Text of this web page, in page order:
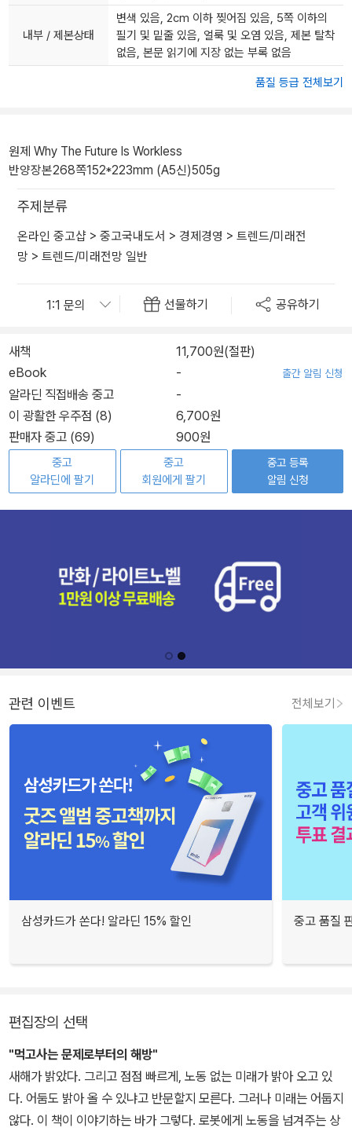
내부 / 제본상태
변색 있음, 2cm 이하 찢어짐 있음, 5쪽 이하의
필기 및 밑줄 있음, 얼룩 및 오염 있음, 제본 탈착
없음, 본문 읽기에 지장 없는 부록 없음
품질 등급 전체보기
원제 Why The Future Is Workless
반양장본268쪽152*223mm (A5신)505g
주제분류
온라인 중고샵 > 중고국내도서 > 경제경영 > 트렌드/미래전
망 > 트렌드/미래전망 일반
선물하기 공유하기
새책
11,700원(절판)
eBook
- 출간 알림 신청
알라딘 직접배송 중고
-
이 광활한 우주점 (8)
6,700원
판매자 중고 (69)
900원
중고
알라딘에 팔기
중고
회원에게 팔기
중고 등록
알림 신청
관련 이벤트 전체보기
삼성카드가 쏜다! 알라딘 15% 할인 중고 품질
편집장의 선택
"먹고사는 문제로부터의 해방"
새해가 밝았다. 그리고 점점 빠르게, 노동 없는 미래가 밝아 오고 있
다. 어둠도 밝아 올 수 있냐고 반문할지 모른다. 그러나 미래는 어둡지
않다. 이 책이 이야기하는 바가 그렇다. 로봇에게 노동을 넘겨주는 상